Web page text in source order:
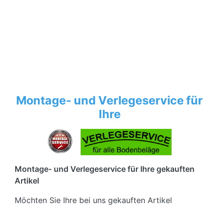
Montage- und Verlegeservice für
Ihre
Montage- und Verlegeservice für Ihre gekauften
Artikel
Möchten Sie Ihre bei uns gekauften Artikel